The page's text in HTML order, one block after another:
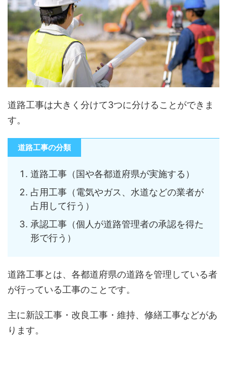
道路工事は大きく分けて3つに分けることができま
す。
道路工事の分類
道路工事（国や各都道府県が実施する）
占用工事（電気やガス、水道などの業者が
占用して行う）
承認工事（個人が道路管理者の承認を得た
形で行う）
道路工事とは、各都道府県の道路を管理している者
が行っている工事のことです。
主に新設工事・改良工事・維持、修繕工事などがあ
ります。